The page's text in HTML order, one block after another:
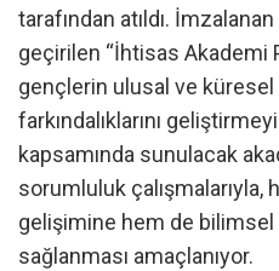
tarafından atıldı.
geçirilen “İhtisas Akademi
gençlerin ulusal ve
farkındalıklarını
kapsamında sunulacak
sorumluluk çalışmalarıyla,
gelişimine hem de bilimsel
sağlanması amaçlanıyor.